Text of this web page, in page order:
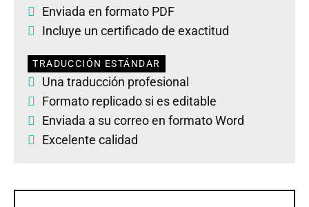
Enviada en formato PDF
Incluye un certificado de exactitud
TRADUCCIÓN ESTÁNDAR
Una traducción profesional
Formato replicado si es editable
Enviada a su correo en formato Word
Excelente calidad